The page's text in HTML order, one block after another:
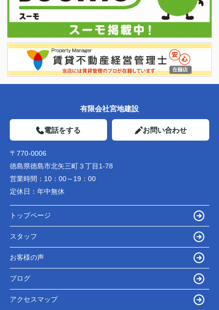
有限会社宮地建設
電話をする お問い合わせ
〒770-0006
徳島県徳島市北矢三町３丁目1-78
営業時間： 10：00～19：00
定休日： 年中無休
トップページ
スタッフ
お客様の声
ブログ
アクセスマップ